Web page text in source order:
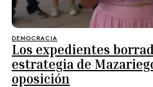
DEMOCRACIA
Los expedientes
estrategia de
oposición